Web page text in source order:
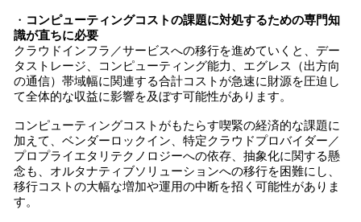
・ コンピューティングコストの課題に対処するための専門知
識が直ちに必要
クラウドインフラ／サービスへの移行を進めていくと、デー
タストレージ、コンピューティング能力、エグレス（出方向
の通信）帯域幅に関連する合計コストが急速に財源を圧迫し
て全体的な収益に影響を及ぼす可能性があります。
コンピューティングコストがもたらす喫緊の経済的な課題に
加えて、ベンダーロックイン、特定クラウドプロバイダー／
プロプライエタリテクノロジーへの依存、抽象化に関する懸
念も、オルタナティブソリューションへの移行を困難にし、
移行コストの大幅な増加や運用の中断を招く可能性がありま
す。